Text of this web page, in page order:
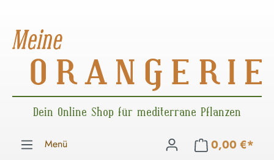
Dein Online Shop für mediterrane Pflanzen
Menü 0,00 €*